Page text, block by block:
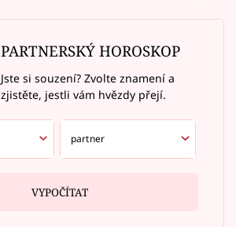
PARTNERSKÝ HOROSKOP
Jste si souzení? Zvolte znamení a
zjistěte, jestli vám hvězdy přejí.
VYPOČÍTAT